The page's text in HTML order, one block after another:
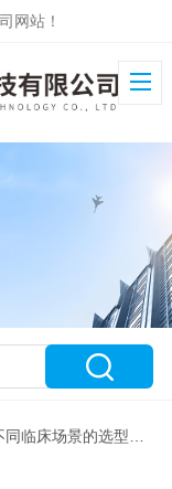
网站！
临床场景的选型指南